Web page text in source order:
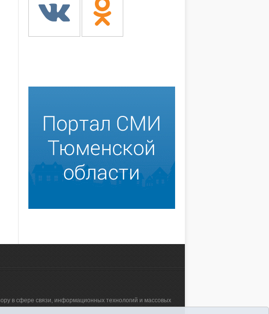
в сфере связи, информационных технологий и массовых